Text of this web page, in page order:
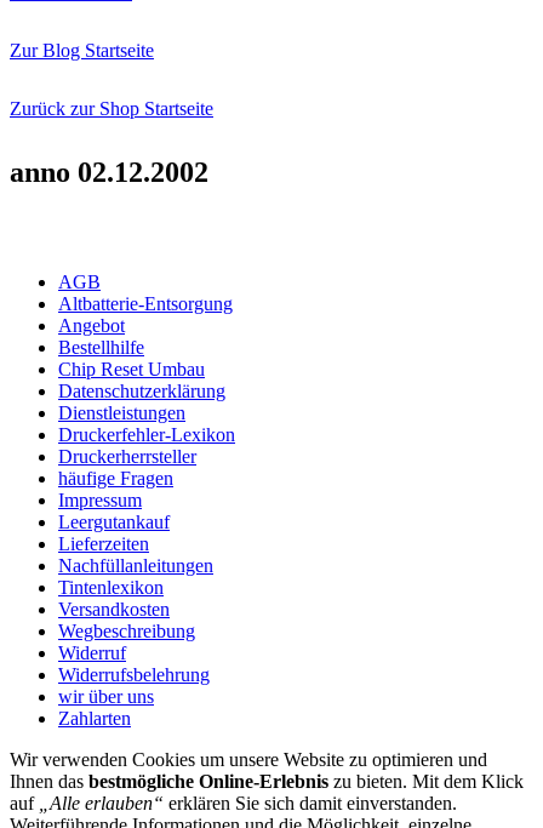
Zur Blog Startseite
Zurück zur Shop Startseite
anno 02.12.2002
AGB
Altbatterie-Entsorgung
Angebot
Bestellhilfe
Chip Reset Umbau
Datenschutzerklärung
Dienstleistungen
Druckerfehler-Lexikon
Druckerherrsteller
häufige Fragen
Impressum
Leergutankauf
Lieferzeiten
Nachfüllanleitungen
Tintenlexikon
Versandkosten
Wegbeschreibung
Widerruf
Widerrufsbelehrung
wir über uns
Zahlarten
Wir verwenden Cookies um unsere Website zu optimieren und
Ihnen das bestmögliche Online-Erlebnis zu bieten. Mit dem Klick
auf
„Alle erlauben“ erklären Sie sich damit einverstanden.